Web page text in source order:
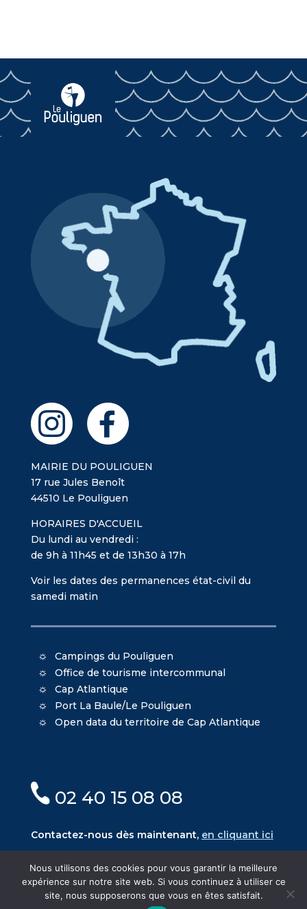
MAIRIE DU POULIGUEN
17 rue Jules Benoît
44510 Le Pouliguen
HORAIRES D'ACCUEIL
Du lundi au vendredi :
de 9h à 11h45 et de 13h30 à 17h
Voir les dates des permanences état-civil du
samedi matin
Campings du Pouliguen
Office de tourisme intercommunal
Cap Atlantique
Port La Baule/Le Pouliguen
Open data du territoire de Cap Atlantique
02 40 15 08 08
Contactez-nous dès maintenant, en cliquant ici
© Mairie du Pouliguen - CréationOniti - Design
Nous utilisons des cookies pour vous garantir la meilleure
expérience sur notre site web. Si vous continuez à utiliser ce
site, nous supposerons que vous en êtes satisfait.